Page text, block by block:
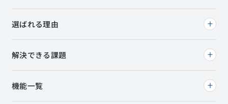
選ばれる理由
解決できる課題
機能一覧